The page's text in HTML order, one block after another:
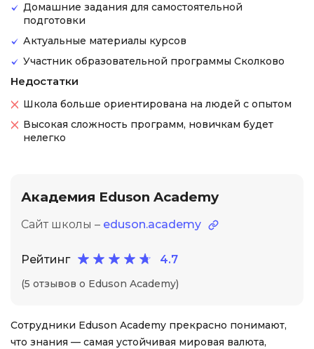
Домашние задания для самостоятельной
подготовки
Актуальные материалы курсов
Участник образовательной программы Сколково
Недостатки
Школа больше ориентирована на людей с опытом
Высокая сложность программ, новичкам будет
нелегко
Академия Eduson Academy
Сайт школы – eduson.academy
Рейтинг 4.7
(5 отзывов о Eduson Academy)
Сотрудники Eduson Academy прекрасно понимают,
что знания — самая устойчивая мировая валюта,